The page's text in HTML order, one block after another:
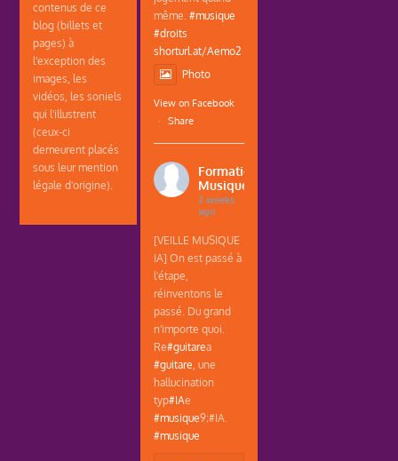
contenus de ce
blog (billets et
pages) à
l'exception des
images, les
vidéos, les soniels
qui l'illustrent
(ceux-ci
demeurent placés
sous leur mention
légale d'origine).
même.#musique
#droits
shorturl.at/Aemo2
Photo
View on Facebook
·
Share
Formations
Musique
2 weeks
ago
[VEILLE MUSIQUE
IA] On est passé à
l'étape,
réinventons le
passé. Du grand
n'importe quoi.
Re#guitarea
#guitare , une
hallucination
typ#IAe
#musique9;#IA.
#musique